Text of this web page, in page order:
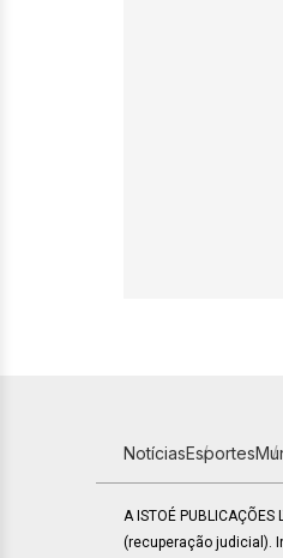
NotíciasEsportes
A ISTOÉ
(recuperação judicial).